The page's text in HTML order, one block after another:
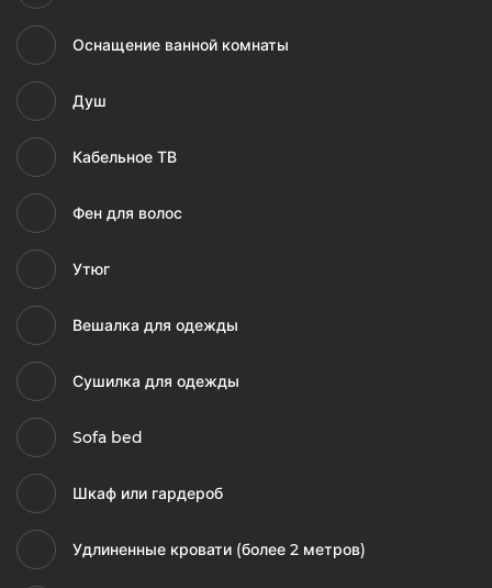
Оснащение ванной комнаты
Душ
Кабельное ТВ
Фен для волос
Утюг
Вешалка для одежды
Сушилка для одежды
Sofa bed
Шкаф или гардероб
Удлиненные кровати (более 2 метров)